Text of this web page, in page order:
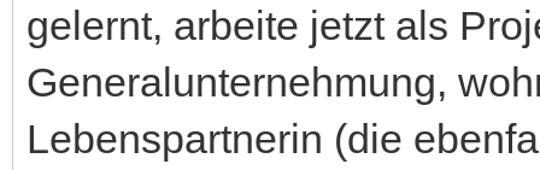
gelernt, arbeite jetzt als
Generalunternehmung,
Lebenspartnerin (die